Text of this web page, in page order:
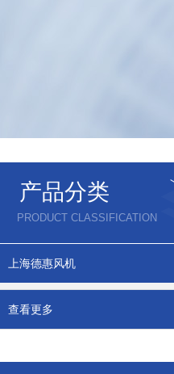
产品分类
PRODUCT CLASSIFICATION
上海德惠风机
查看更多